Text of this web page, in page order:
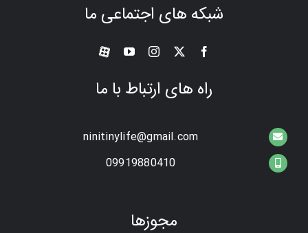
شبکه های اجتماعی ما
راه های ارتباط با ما
ninitinylife@gmail.com
09919880410
مجوزها